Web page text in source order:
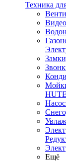
Техника
Ещё